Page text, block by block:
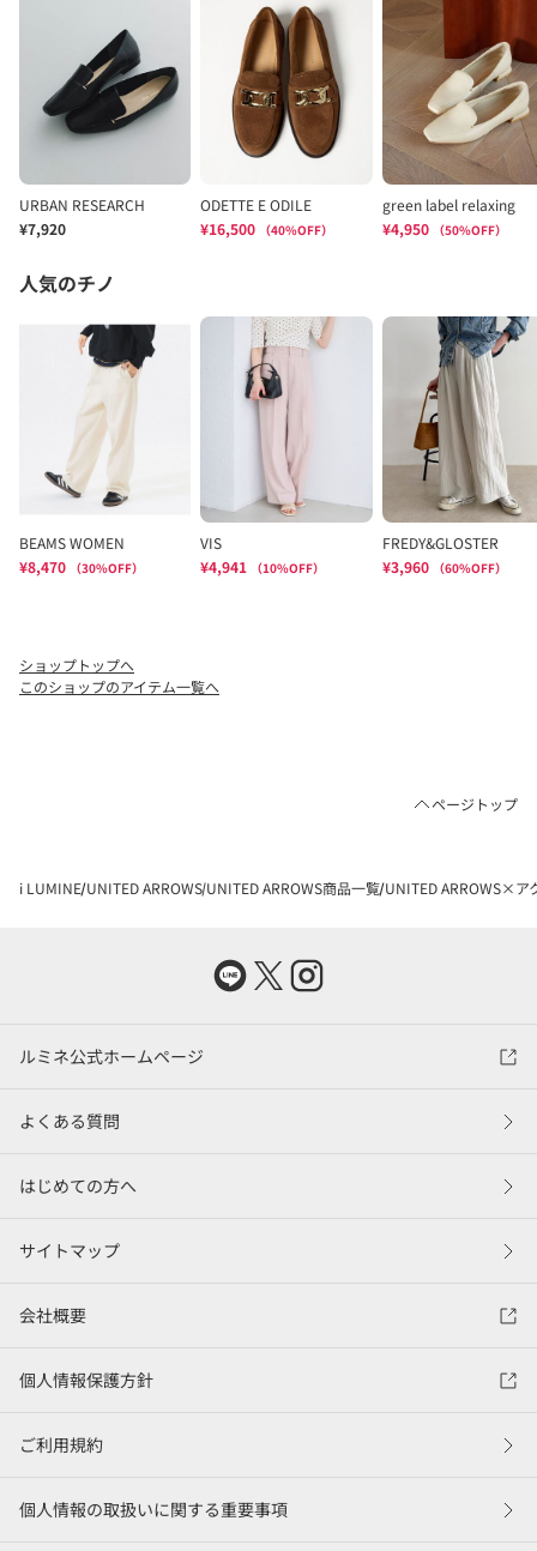
ショップトップへ
このショップのアイテム一覧へ
ページトップ
i LUMINE UNITED ARROWS UNITED ARROWS商品一覧 UNITED ARROWS×ア
ルミネ公式ホームページ
よくある質問
はじめての方へ
サイトマップ
会社概要
個人情報保護方針
ご利用規約
個人情報の取扱いに関する重要事項